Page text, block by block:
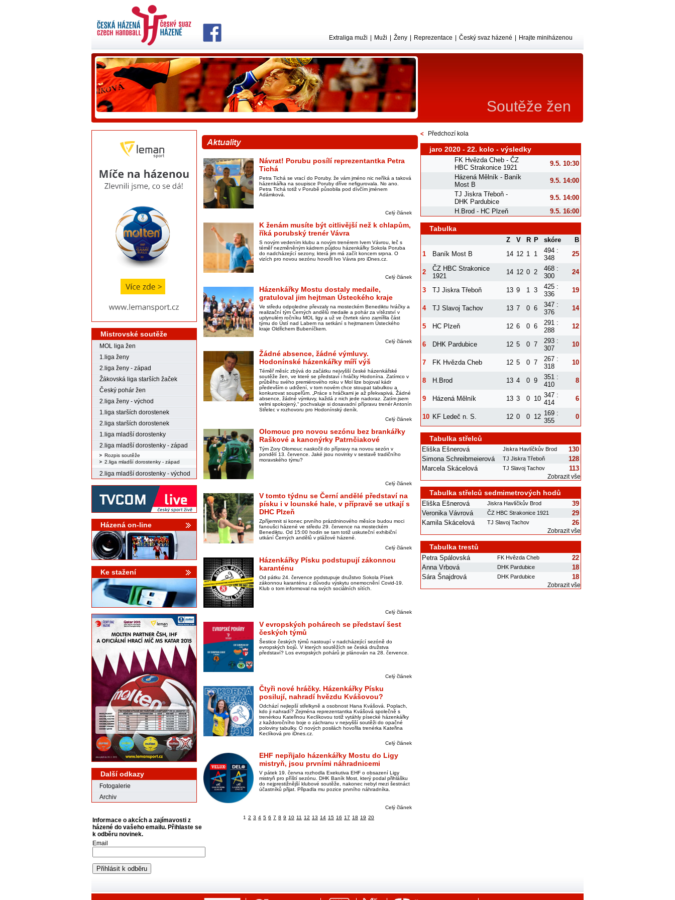
Soutěže žen
Extraliga muži Muži Ženy Reprezentace Český svaz házené Hrajte miniházenou
Mistrovské soutěže
MOL liga žen
1.liga ženy
2.liga ženy - západ
Žákovská liga starších žaček
Český pohár žen
2.liga ženy - východ
1.liga starších dorostenek
2.liga starších dorostenek
1.liga mladší dorostenky
2.liga mladší dorostenky - západ
Rozpis soutěže
2.liga mladší dorostenky - západ
2.liga mladší dorostenky - východ
Házená on-line
Ke stažení
Další odkazy
Fotogalerie
Archiv
Informace o akcích a zajímavosti z
házené do vašeho emailu. Přihlaste se
k odběru novinek.
Email
Návrat! Porubu posílí reprezentantka Petra
Tichá
Petra Tichá se vrací do Poruby. že vám jméno nic neříká a taková
házenkářka na soupisce Poruby dříve nefigurovala. No ano.
Petra Tichá totiž v Porubě působila pod dívčím jménem
Adámková.
Celý článek
K ženám musíte být citlivější než k chlapům,
říká porubský trenér Vávra
S novým vedením klubu a novým trenérem Ivem Vávrou, leč s
téměř nezměněným kádrem půjdou házenkářky Sokola Poruba
do nadcházející sezony, která jim má začít koncem srpna. O
vizích pro novou sezónu hovořil Ivo Vávra pro iDnes.cz.
Celý článek
Házenkářky Mostu dostaly medaile,
gratuloval jim hejtman Ústeckého kraje
Ve středu odpoledne převzaly na mosteckém Benediktu hráčky a
realizační tým Černých andělů medaile a pohár za vítězství v
uplynulém ročníku MOL ligy a už ve čtvrtek ráno zamířila část
týmu do Ústí nad Labem na setkání s hejtmanem Ústeckého
kraje Oldřichem Bubeníčkem.
Celý článek
Žádné absence, žádné výmluvy.
Hodonínské házenkářky míří výš
Téměř měsíc zbývá do začátku nejvyšší české házenkářské
soutěže žen, ve které se představí i hráčky Hodonína. Zatímco v
průběhu svého premiérového roku v Mol lize bojoval kádr
především o udržení, v tom novém chce stoupat tabulkou a
konkurovat soupeřům. „Práce s hráčkami je až překvapivá. Žádné
absence, žádné výmluvy, každá z nich jede nadoraz. Zatím jsem
velmi spokojený,“ pochvaluje si dosavadní přípravu trenér Antonín
Střelec v rozhovoru pro Hodonínský deník.
Celý článek
Olomouc pro novou sezónu bez brankářky
Raškové a kanonýrky Patrnčiakové
Tým Zory Olomouc naskočil do přípravy na novou sezón v
pondělí 13. července. Jaké jsou novinky v sestavě tradičního
moravského týmu?
Celý článek
V tomto týdnu se Černí andělé představí na
písku i v lounské hale, v přípravě se utkají s
DHC Plzeň
Zpříjemnit si konec prvního prázdninového měsíce budou moci
fanoušci házené ve středu 29. července na mosteckém
Benediktu. Od 15:00 hodin se tam totiž uskuteční exhibiční
utkání Černých andělů v plážové házené.
Celý článek
Házenkářky Písku podstupují zákonnou
karanténu
Od pátku 24. července podstupuje družstvo Sokola Písek
zákonnou karanténu z důvodu výskytu onemocnění Covid-19.
Klub o tom informoval na svých sociálních sítích.
Celý článek
V evropských pohárech se představí šest
českých týmů
Šestice českých týmů nastoupí v nadcházející sezóně do
evropských bojů. V kterých soutěžích se česká družstva
představí? Los evropských pohárů je plánován na 28. července.
Celý článek
Čtyři nové hráčky. Házenkářky Písku
posilují, nahradí hvězdu Kvášovou?
Odchází nejlepší střelkyně a osobnost Hana Kvášová. Poplach,
kdo ji nahradí? Zejména reprezentantka Kvášová společně s
trenérkou Kateřinou Keclíkovou totiž vytáhly písecké házenkářky
z každoročního boje o záchranu v nejvyšší soutěži do opačné
poloviny tabulky. O nových posilách hovořila trenérka Kateřina
Keclíková pro iDnes.cz.
Celý článek
EHF nepřijalo házenkářky Mostu do Ligy
mistryň, jsou prvními náhradnicemi
V pátek 19. června rozhodla Exekutiva EHF o obsazení Ligy
mistryň pro příští sezónu. DHK Baník Most, který podal přihlášku
do nejprestižnější klubové soutěže, nakonec nebyl mezi šestnáct
účastníků přijat. Připadla mu pozice prvního náhradníka.
Celý článek
1 2 3 4 5 6 7 8 9 10 11 12 13 14 15 16 17 18 19 20
Předchozí kola
jaro 2020 - 22. kolo - výsledky
FK Hvězda Cheb - ČZ
HBC Strakonice 1921
9.5. 10:30
Házená Mělník - Baník
Most B
9.5. 14:00
TJ Jiskra Třeboň -
DHK Pardubice
9.5. 14:00
H.Brod - HC Plzeň
9.5. 16:00
Tabulka
Z V R P skóre
B
1
Baník Most B 14 12 1 1
494 :
348
25
2
ČZ HBC Strakonice
1921
14 12 0 2
468 :
300
24
3 TJ Jiskra Třeboň 13 9 1 3
425 :
336
19
4 TJ Slavoj Tachov 13 7 0 6
347 :
376
14
5 HC Plzeň 12 6 0 6
291 :
288
12
6 DHK Pardubice 12 5 0 7
293 :
307
10
7 FK Hvězda Cheb 12 5 0 7
267 :
318
10
8 H.Brod 13 4 0 9
351 :
410
8
9 Házená Mělník 13 3 0 10 347 :
414
6
10 KF Ledeč n. S. 12 0 0 12 169 :
355
0
Tabulka střelců
Eliška Ešnerová Jiskra Havlíčkův Brod
130
Simona Schreibmeierová
TJ Jiskra Třeboň
128
Marcela Skácelová
TJ Slavoj Tachov 113
Zobrazit vše
Tabulka střelců sedmimetrových hodů
Eliška Ešnerová Jiskra Havlíčkův Brod
39
Veronika Vávrová
ČZ HBC Strakonice 1921
29
Kamila Skácelová
TJ Slavoj Tachov 26
Zobrazit vše
Tabulka trestů
Petra Spálovská FK Hvězda Cheb
22
Anna Vrbová
DHK Pardubice
18
Sára Šnajdrová
DHK Pardubice 18
Zobrazit vše